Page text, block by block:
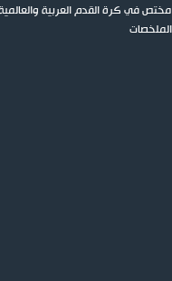
في كرة القدم العربية